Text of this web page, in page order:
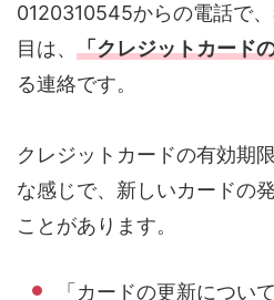
0120310545からの電話で
目は、 「クレジットカード
る連絡です。
クレジットカードの有効期
な感じで、新しいカードの
ことがあります。
「カードの更新につい